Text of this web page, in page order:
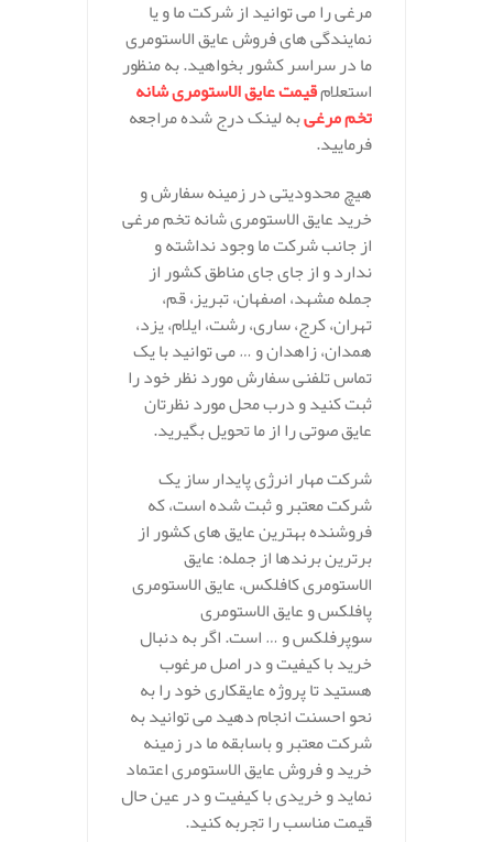
مرغی را می توانید از شرکت ما و یا
نمایندگی های فروش عایق الاستومری
ما در سراسر کشور بخواهید. به منظور
استعلامقیمت عایق الاستومری شانه
تخم مرغیبه لینک درج شده مراجعه
فرمایید.
هیچ محدودیتی در زمینه سفارش و
خرید عایق الاستومری شانه تخم مرغی
از جانب شرکت ما وجود نداشته و
ندارد و از جای جای مناطق کشور از
جمله مشهد، اصفهان، تبریز، قم،
تهران، کرج، ساری، رشت، ایلام، یزد،
همدان، زاهدان و … می توانید با یک
تماس تلفنی سفارش مورد نظر خود را
ثبت کنید و درب محل مورد نظرتان
عایق صوتی را از ما تحویل بگیرید.
شرکت مهار انرژی پایدار ساز یک
شرکت معتبر و ثبت شده است، که
فروشنده بهترین عایق های کشور از
برترین برندها از جمله: عایق
الاستومری کافلکس، عایق الاستومری
پافلکس و عایق الاستومری
سوپرفلکس و … است. اگر به دنبال
خرید با کیفیت و در اصل مرغوب
هستید تا پروژه عایقکاری خود را به
نحو احسنت انجام دهید می توانید به
شرکت معتبر و باسابقه ما در زمینه
خرید و فروش عایق الاستومری اعتماد
نماید و خریدی با کیفیت و در عین حال
قیمت مناسب را تجربه کنید.